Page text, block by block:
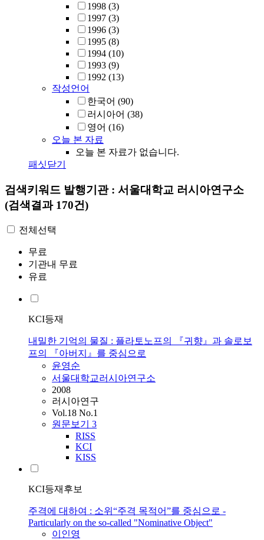
1998 (3)
1997 (3)
1996 (3)
1995 (8)
1994 (10)
1993 (9)
1992 (13)
작성언어
한국어 (90)
러시아어 (38)
영어 (16)
오늘 본 자료
오늘 본 자료가 없습니다.
패싯닫기
검색키워드 발행기관 : 서울대학교 러시아연구소
(검색결과 170건)
전체선택
무료
기관내 무료
유료
KCI등재
내밀한 기억의 물질 : 플라토노프의 『귀향』과 솔로보
프의 『아버지』를 중심으로
윤영순
서울대학교러시아연구소
2008
러시아연구
Vol.18 No.1
원문보기 3
RISS
KCI
KISS
KCI등재후보
주격에 대하여 : 소위“주격 목적어”를 중심으로 -
Particularly on the so-called "Nominative Object"
이인영